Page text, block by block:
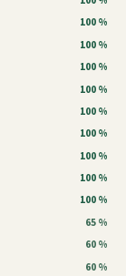
100 %
100 %
100 %
100 %
100 %
100 %
100 %
100 %
100 %
65 %
60 %
60 %